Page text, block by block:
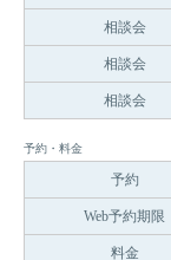
相談会
相談会
相談会
予約・料金
予約
Web予約期限
料金